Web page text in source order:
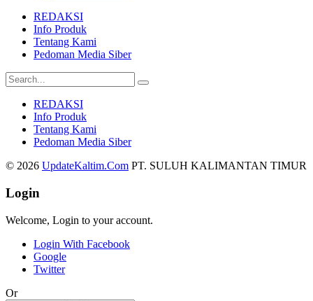
REDAKSI
Info Produk
Tentang Kami
Pedoman Media Siber
REDAKSI
Info Produk
Tentang Kami
Pedoman Media Siber
© 2026 UpdateKaltim.Com PT. SULUH KALIMANTAN TIMUR
Login
Welcome, Login to your account.
Login With Facebook
Google
Twitter
Or